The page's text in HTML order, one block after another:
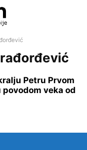
Petru Prvom
veka od